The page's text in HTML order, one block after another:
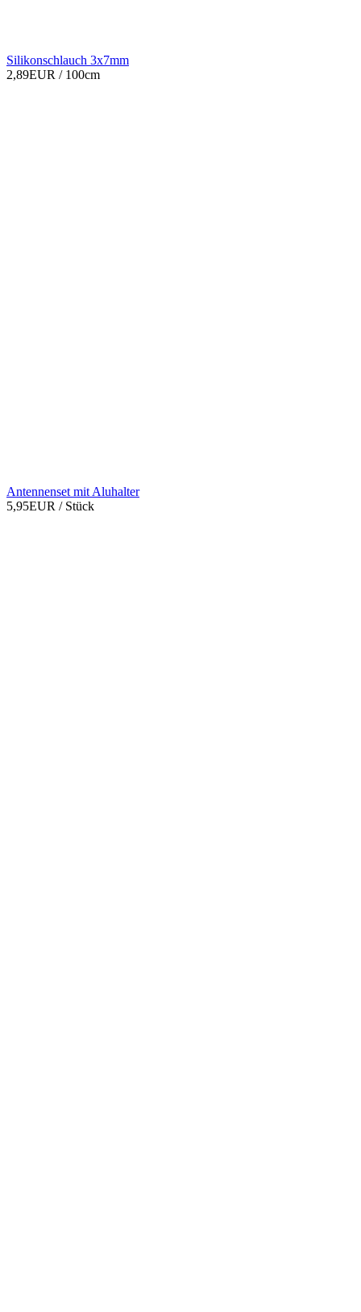
Silikonschlauch 3x7mm
2,89EUR / 100cm
Antennenset mit Aluhalter
5,95EUR / Stück